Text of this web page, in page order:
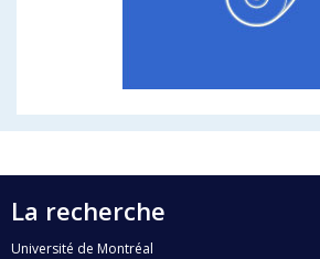
La recherche
Université de Montréal